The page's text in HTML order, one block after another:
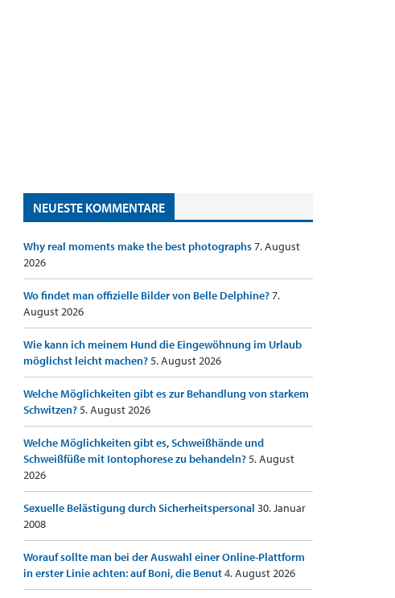
NEUESTE KOMMENTARE
Why real moments make the best photographs7. August
2026
Wo findet man offizielle Bilder von Belle Delphine?7.
August 2026
Wie kann ich meinem Hund die Eingewöhnung im Urlaub
möglichst leicht machen?5. August 2026
Welche Möglichkeiten gibt es zur Behandlung von starkem
Schwitzen?5. August 2026
Welche Möglichkeiten gibt es, Schweißhände und
Schweißfüße mit Iontophorese zu behandeln?5. August
2026
Sexuelle Belästigung durch Sicherheitspersonal 30. Januar
2008
Worauf sollte man bei der Auswahl einer Online-Plattform
in erster Linie achten: auf Boni, die Benut4. August 2026